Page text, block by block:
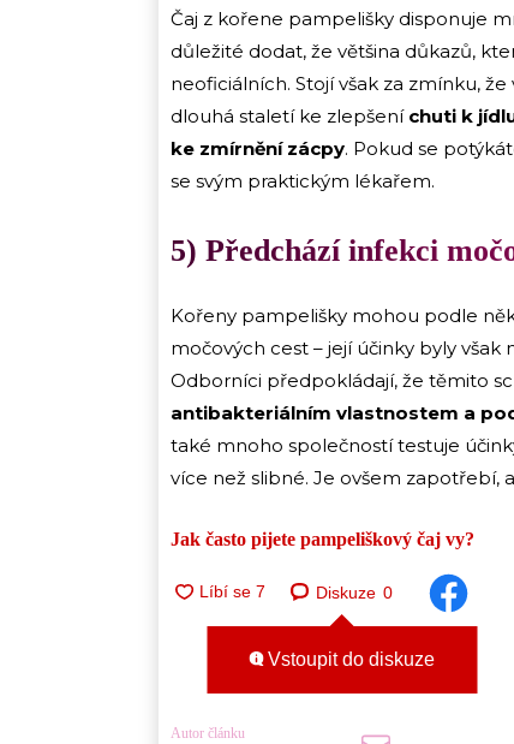
Čaj z kořene pampelišky disponuje
důležité dodat, že většina důkazů,
neoficiálních. Stojí však za zmínku,
dlouhá staletí ke zlepšení chuti k
ke zmírnění zácpy. Pokud se
se svým praktickým lékařem.
5) Předchází infekci
Kořeny pampelišky mohou podle
močových cest – její účinky byly však
Odborníci předpokládají, že těmito
antibakteriálním vlastnostem a
také mnoho společností testuje
více než slibné. Je ovšem zapotřebí,
Jak často pijete pampeliškový čaj vy?
Diskuze 0
Vstoupit do diskuze
Autor článku